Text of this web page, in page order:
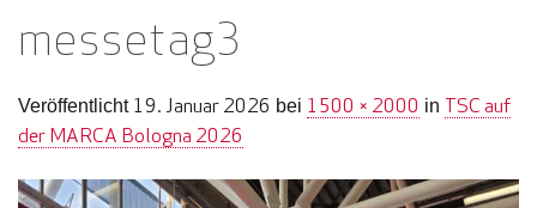
messetag3
Veröffentlicht 19. Januar 2026 bei 1500 × 2000 in TSC auf
der MARCA Bologna 2026